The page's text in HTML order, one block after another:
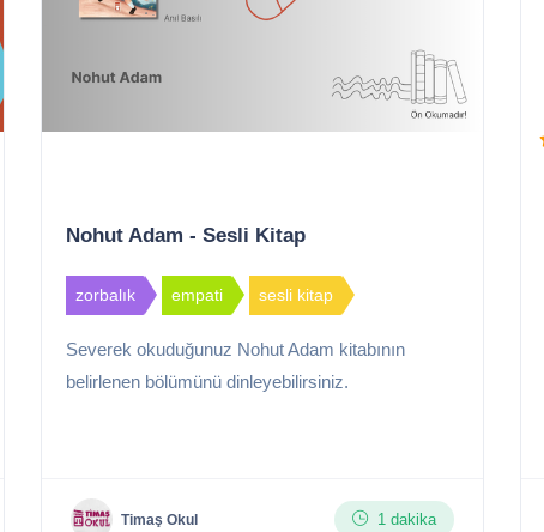
Nohut Adam - Sesli Kitap
zorbalık empati sesli kitap
Severek okuduğunuz Nohut Adam kitabının
belirlenen bölümünü dinleyebilirsiniz.
Timaş Okul 1 dakika